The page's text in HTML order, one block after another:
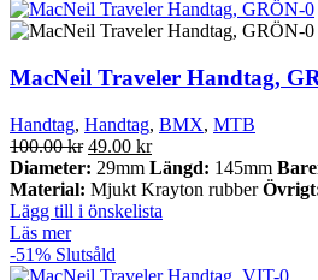
MacNeil Traveler Handtag,
Handtag, Handtag, BMX, MTB
100.00kr Det
ursprungliga
priset
var:
49.00 krDet
nuvarande
priset
är:
Diameter: 29mm Längd: 145mm
Material: Mjukt Krayton rubber
Lägg till i önskelista
Läs mer
-51% Slutsåld